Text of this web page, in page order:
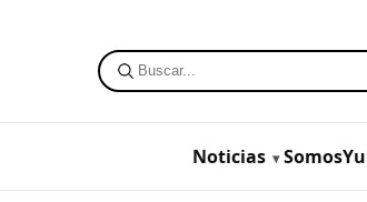
Noticias